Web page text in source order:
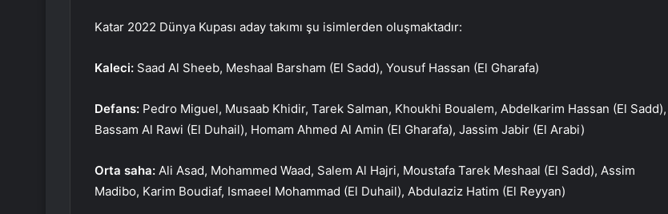
Katar 2022 Dünya Kupası aday takımı şu isimlerden oluşmaktadır:
Kaleci: Saad Al Sheeb, Meshaal Barsham (El Sadd), Yousuf Hassan (El Gharafa)
Defans: Pedro Miguel, Musaab Khidir, Tarek Salman, Khoukhi Boualem, Abdelkarim Hassan (El Sadd),
Bassam Al Rawi (El Duhail), Homam Ahmed Al Amin (El Gharafa), Jassim Jabir (El Arabi)
Orta saha: Ali Asad, Mohammed Waad, Salem Al Hajri, Moustafa Tarek Meshaal (El Sadd), Assim
Madibo, Karim Boudiaf, Ismaeel Mohammad (El Duhail), Abdulaziz Hatim (El Reyyan)